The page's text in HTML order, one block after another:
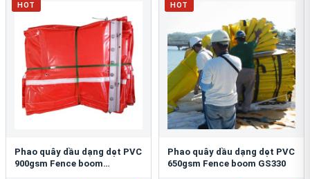
HOT
Phao quây dầu dạng dẹt PVC
900gsm Fence boom
HOT
Phao quây dầu dạng dẹt PVC
650gsm Fence boom GS330